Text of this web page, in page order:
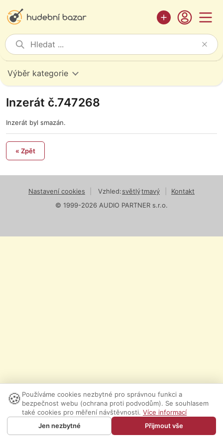
Výběr kategorie
Inzerát č.747268
Inzerát byl smazán.
« Zpět
Nastavení cookies Vzhled:světlýtmavý
Kontakt
© 1999-2026 AUDIO PARTNER s.r.o.
🍪 Používáme cookies nezbytné pro správnou funkci a
bezpečnost webu (ochrana proti podvodům). Se souhlasem
také cookies pro měření návštěvnosti. Více informací
Jen nezbytné
Přijmout vše